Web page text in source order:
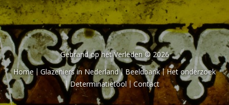
Gebrand op het Verleden © 2026
Home
Glazeniers in Nederland Beeldbank
Het onderzoek
Determinatietool
Contact